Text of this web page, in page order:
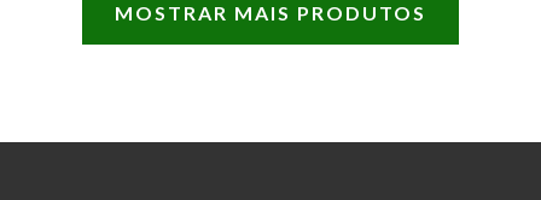
MOSTRAR MAIS PRODUTOS